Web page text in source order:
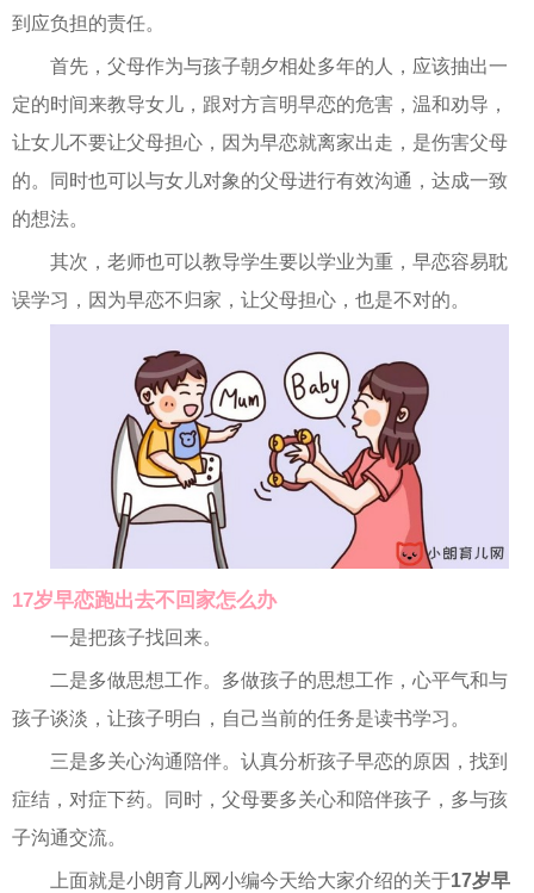
到应负担的责任。
首先，父母作为与孩子朝夕相处多年的人，应该抽出一
定的时间来教导女儿，跟对方言明早恋的危害，温和劝导，
让女儿不要让父母担心，因为早恋就离家出走，是伤害父母
的。同时也可以与女儿对象的父母进行有效沟通，达成一致
的想法。
其次，老师也可以教导学生要以学业为重，早恋容易耽
误学习，因为早恋不归家，让父母担心，也是不对的。
17岁早恋跑出去不回家怎么办
一是把孩子找回来。
二是多做思想工作。多做孩子的思想工作，心平气和与
孩子谈淡，让孩子明白，自己当前的任务是读书学习。
三是多关心沟通陪伴。认真分析孩子早恋的原因，找到
症结，对症下药。同时，父母要多关心和陪伴孩子，多与孩
子沟通交流。
上面就是小朗育儿网小编今天给大家介绍的关于17岁早